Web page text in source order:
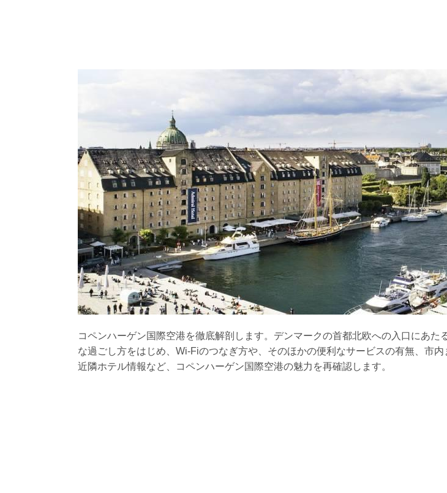
コペンハーゲン国際空港を徹底解剖します。デンマークの首都北欧への入口にあた
な過ごし方をはじめ、Wi-Fiのつなぎ方や、そのほかの便利なサービスの有無、市
近隣ホテル情報など、コペンハーゲン国際空港の魅力を再確認します。